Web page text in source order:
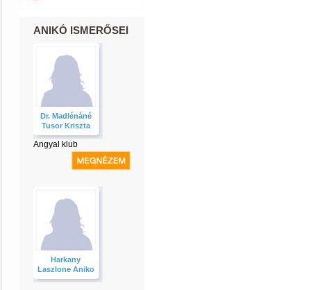
ANIKÓ ISMERŐSEI
Dr. Madlénáné
Tusor Kriszta
Angyal klub
Harkany
Laszlone Aniko